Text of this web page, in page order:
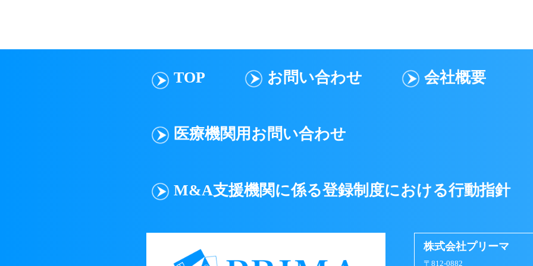
著作権、商標権、プライバシー権、氏名権、肖像権、名誉等の他人の権利を侵
法令、公序良俗に反する行為、またはその恐れのある行為
用する行為
TOP お問い合わせ 会社概要
医療機関用お問い合わせ
M&A支援機関に係る登録制度における行動指針
株式会社プリーマ
〒812-0882